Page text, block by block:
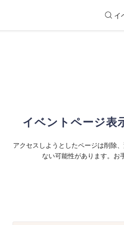
イ
イベントページ表
アクセスしようとしたページは削除
ない可能性があります。お